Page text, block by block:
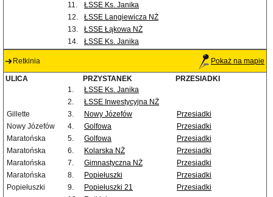
11.
ŁSSE Ks. Janika
12.
ŁSSE Langiewicza NŻ
13.
ŁSSE Łąkowa NŻ
14.
ŁSSE Ks. Janika
Retkinia Pokaż na mapie
ULICA PRZYSTANEK
PRZESIADKI
1.
ŁSSE Ks. Janika
2.
ŁSSE Inwestycyjna NŻ
Gillette
3. Nowy Józefów
Przesiadki
Nowy Józefów
4. Golfowa
Przesiadki
Maratońska
5. Golfowa
Przesiadki
Maratońska
6. Kolarska NŻ
Przesiadki
Maratońska
7. Gimnastyczna NŻ
Przesiadki
Maratońska
8. Popiełuszki
Przesiadki
Popiełuszki
9. Popiełuszki 21
Przesiadki